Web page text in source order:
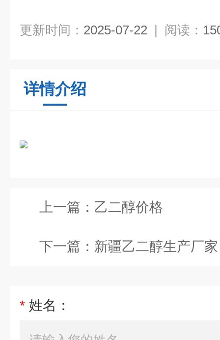
更新时间： 2025-07-22 | 阅读：
详情介绍
上一篇： 乙二醇价格
下一篇： 新疆乙二醇生产厂家
* 姓名：